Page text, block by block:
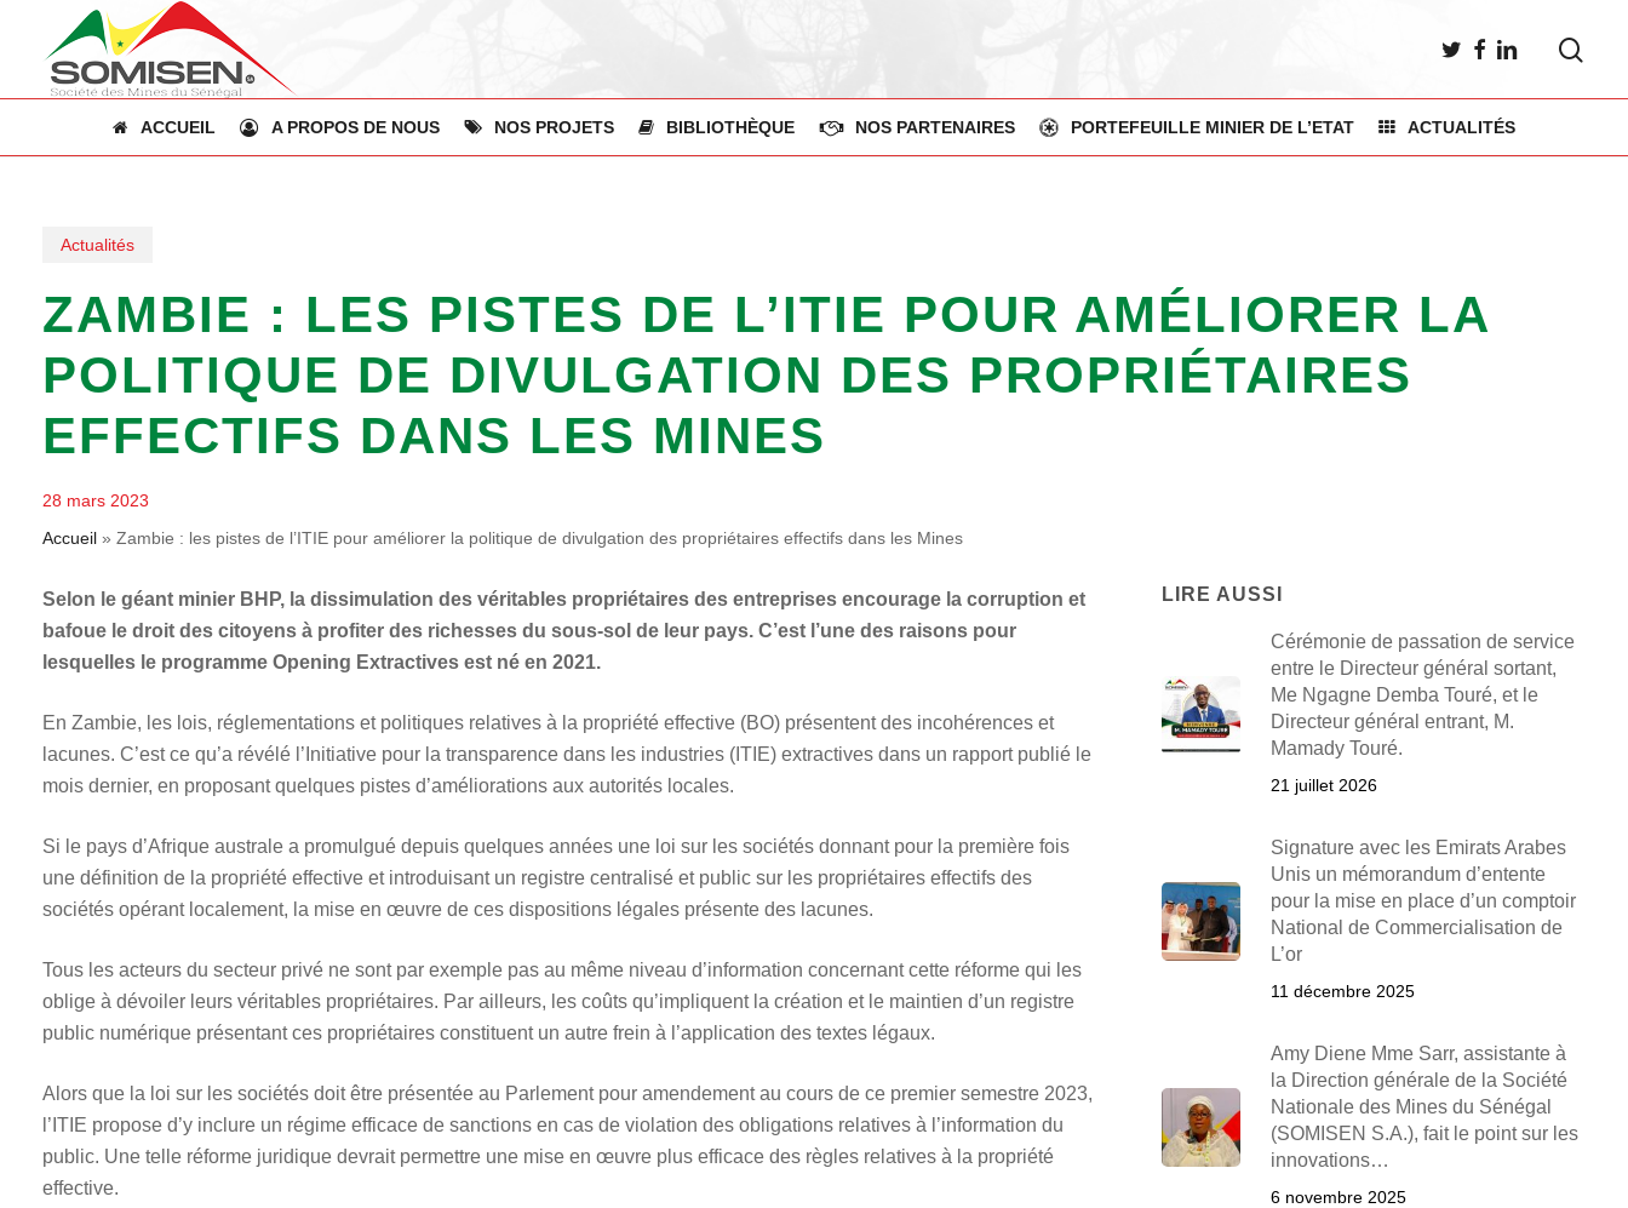
TWITTER
FACEBOOK
LINKEDIN
ACCUEIL A PROPOS DE NOUS NOS PROJETS BIBLIOTHÈQUE NOS PARTENAIRES PORTEFEUILLE MINIER DE L’ETAT ACTUALITÉS
Actualités
ZAMBIE : LES PISTES DE L’ITIE POUR AMÉLIORER LA
POLITIQUE DE DIVULGATION DES PROPRIÉTAIRES
EFFECTIFS DANS LES MINES
28 mars 2023
Accueil » Zambie : les pistes de l’ITIE pour améliorer la politique de divulgation des propriétaires effectifs dans les Mines
Selon le géant minier BHP, la dissimulation des véritables propriétaires des entreprises encourage la corruption et
bafoue le droit des citoyens à profiter des richesses du sous-sol de leur pays. C’est l’une des raisons pour
lesquelles le programme Opening Extractives est né en 2021.
En Zambie, les lois, réglementations et politiques relatives à la propriété effective (BO) présentent des incohérences et
lacunes. C’est ce qu’a révélé l’Initiative pour la transparence dans les industries (ITIE) extractives dans un rapport publié le
mois dernier, en proposant quelques pistes d’améliorations aux autorités locales.
Si le pays d’Afrique australe a promulgué depuis quelques années une loi sur les sociétés donnant pour la première fois
une définition de la propriété effective et introduisant un registre centralisé et public sur les propriétaires effectifs des
sociétés opérant localement, la mise en œuvre de ces dispositions légales présente des lacunes.
Tous les acteurs du secteur privé ne sont par exemple pas au même niveau d’information concernant cette réforme qui les
oblige à dévoiler leurs véritables propriétaires. Par ailleurs, les coûts qu’impliquent la création et le maintien d’un registre
public numérique présentant ces propriétaires constituent un autre frein à l’application des textes légaux.
Alors que la loi sur les sociétés doit être présentée au Parlement pour amendement au cours de ce premier semestre 2023,
l’ITIE propose d’y inclure un régime efficace de sanctions en cas de violation des obligations relatives à l’information du
public. Une telle réforme juridique devrait permettre une mise en œuvre plus efficace des règles relatives à la propriété
effective.
LIRE AUSSI
Cérémonie de passation de service
entre le Directeur général sortant,
Me Ngagne Demba Touré, et le
Directeur général entrant, M.
Mamady Touré.
21 juillet 2026
Signature avec les Emirats Arabes
Unis un mémorandum d’entente
pour la mise en place d’un comptoir
National de Commercialisation de
L’or
11 décembre 2025
Amy Diene Mme Sarr, assistante à
la Direction générale de la Société
Nationale des Mines du Sénégal
(SOMISEN S.A.), fait le point sur les
innovations…
6 novembre 2025